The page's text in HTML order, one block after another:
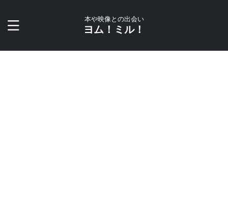
本や映像との出会い
ヨム！ミル！